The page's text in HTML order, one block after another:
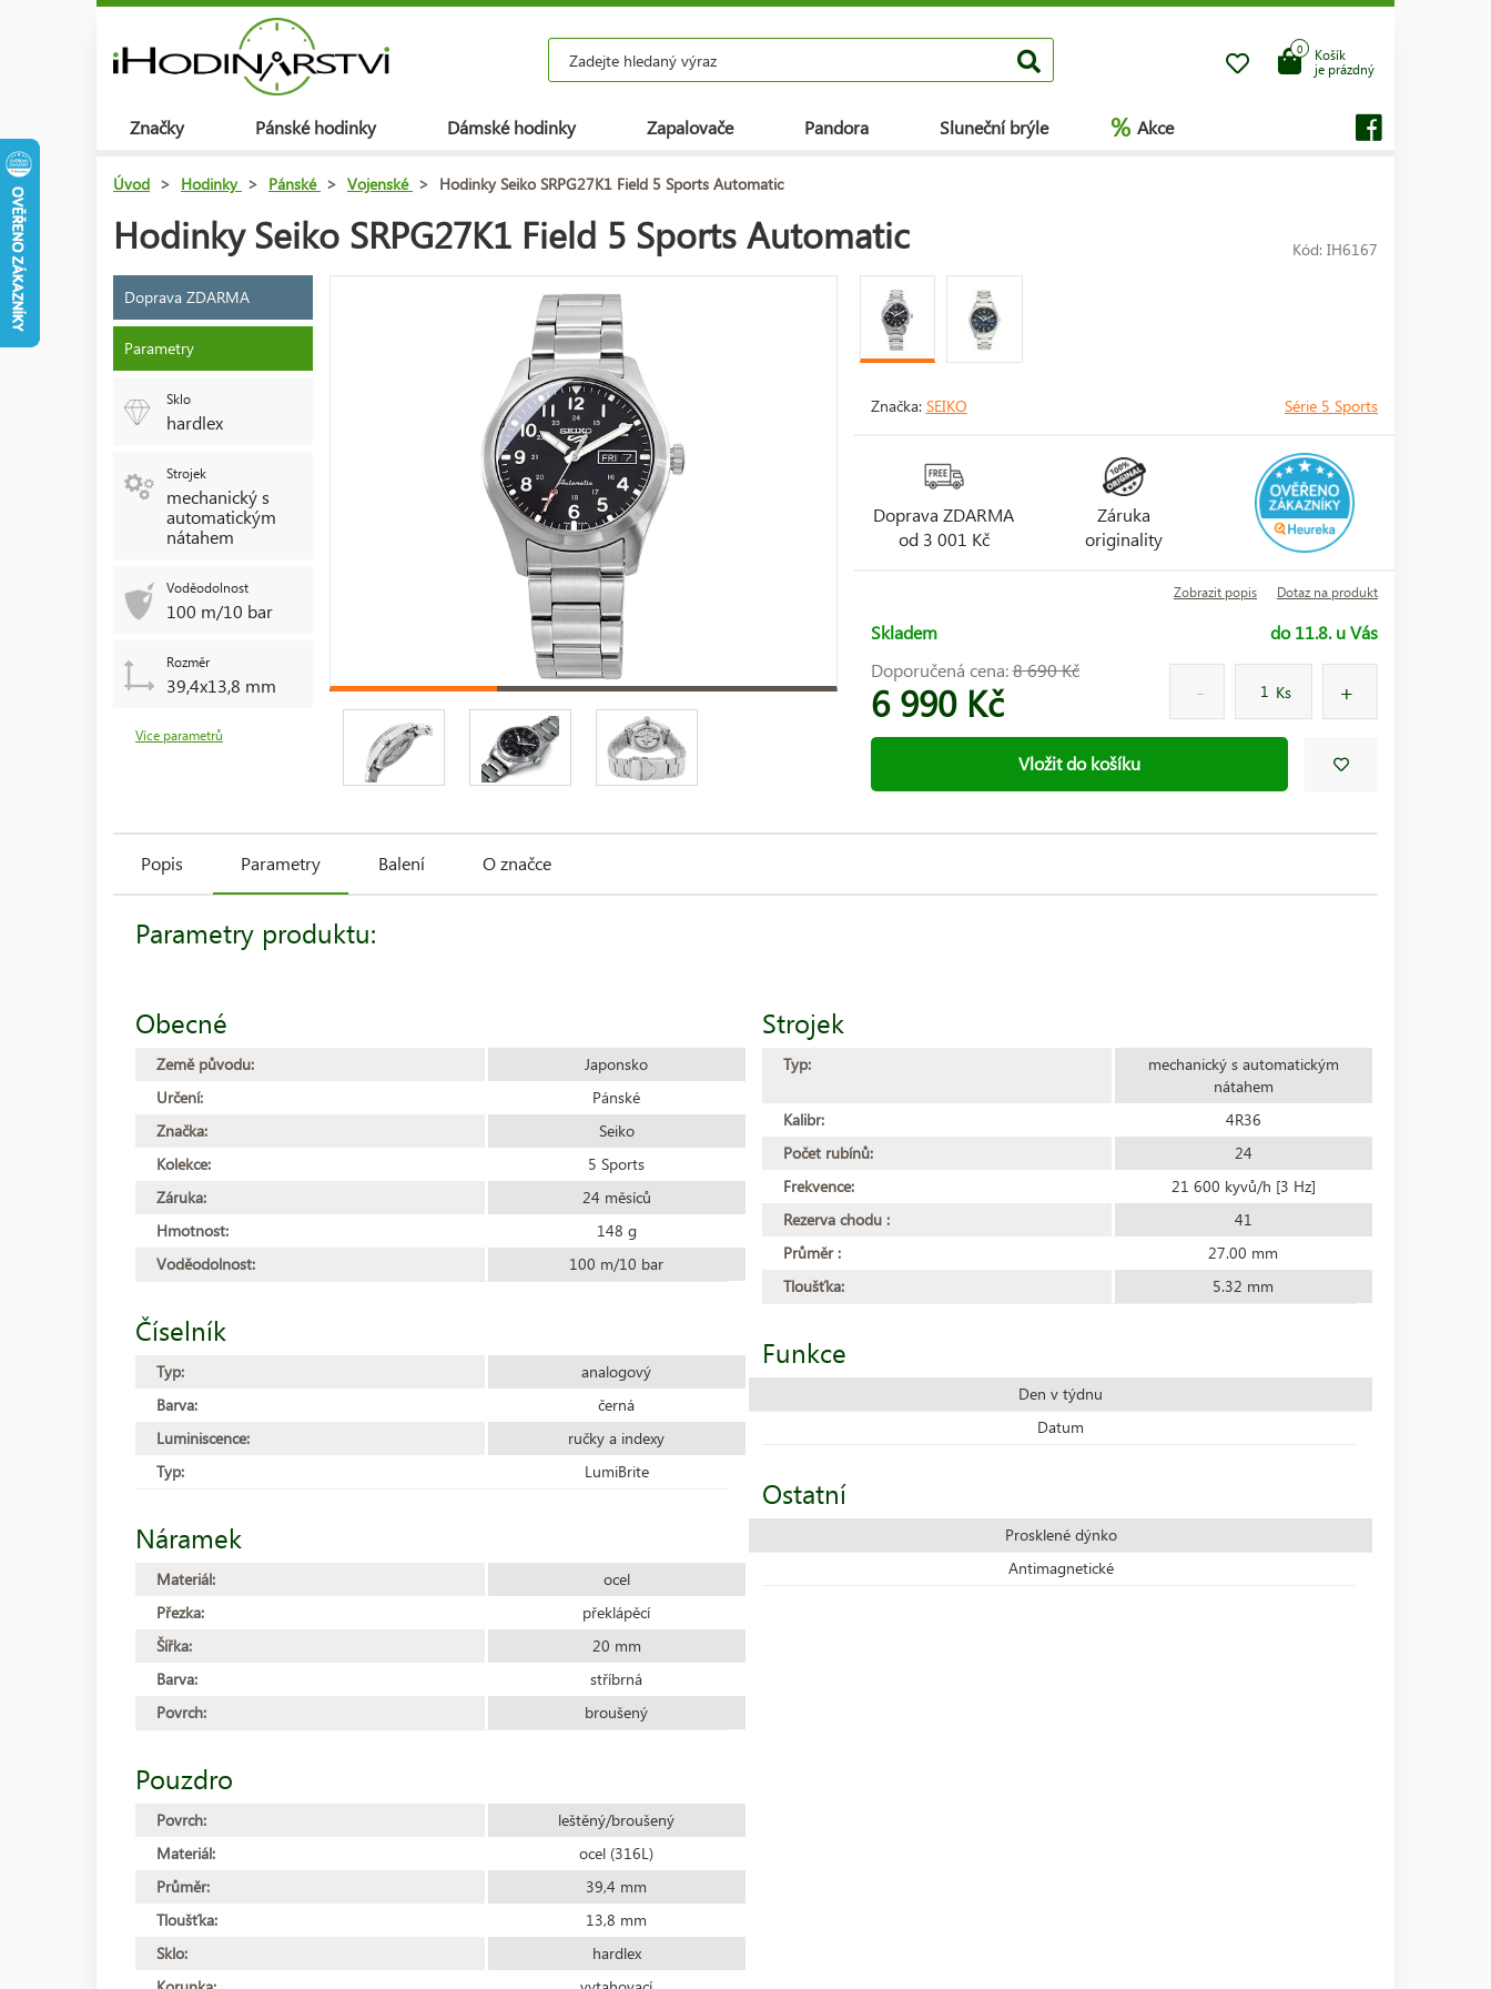
Košík
je prázdný
0
Značky Pánské hodinky Dámské hodinky Zapalovače Pandora Sluneční brýle % Akce
Úvod > Hodinky > Pánské > Vojenské > Hodinky Seiko SRPG27K1 Field 5 Sports Automatic
Hodinky Seiko SRPG27K1 Field 5 Sports Automatic Kód: IH6167
Doprava ZDARMA
Parametry
Sklo
hardlex
Strojek
mechanický s
automatickým
nátahem
Voděodolnost
100 m/10 bar
Rozměr
39,4x13,8 mm
Více parametrů
Značka: SEIKO Série 5 Sports
Doprava ZDARMA
od 3 001 Kč
Záruka
originality
Zobrazit popis Dotaz na produkt
Skladem
do 11.8. u Vás
Doporučená cena:8 690 Kč
6 990 Kč Ks
Vložit do košíku
Popis Parametry Balení O značce
Parametry produktu:
Obecné
Země původu:
Japonsko
Určení:
Pánské
Značka:
Seiko
Kolekce:
5 Sports
Záruka:
24 měsíců
Hmotnost:
148 g
Voděodolnost:
100 m/10 bar
Číselník
Typ:
analogový
Barva:
černá
Luminiscence:
ručky a indexy
Typ:
LumiBrite
Náramek
Materiál:
ocel
Přezka:
překlápěcí
Šířka:
20 mm
Barva:
stříbrná
Povrch:
broušený
Pouzdro
Povrch:
leštěný/broušený
Materiál:
ocel (316L)
Průměr:
39,4 mm
Tloušťka:
13,8 mm
Sklo:
hardlex
Strojek
Typ:
mechanický s automatickým
nátahem
Kalibr:
4R36
Počet rubínů:
24
Frekvence:
21 600 kyvů/h [3 Hz]
Rezerva chodu :
41
Průměr :
27.00 mm
Tloušťka:
5.32 mm
Funkce
Den v týdnu
Datum
Ostatní
Prosklené dýnko
Antimagnetické